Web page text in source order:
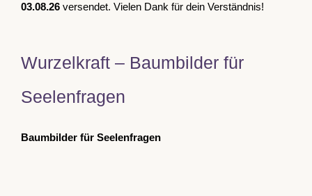
03.08.26 versendet. Vielen Dank für dein Verständnis!
Wurzelkraft – Baumbilder für
Seelenfragen
Baumbilder für Seelenfragen